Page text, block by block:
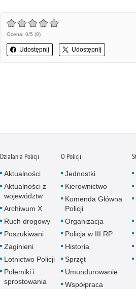
Ocena: 0/5 (0)
Udostępnij Udostępnij
Działania Policji
Aktualności
Aktualności z
województw
Archiwum X
Ruch drogowy
Poszukiwani
Zaginieni
Lotnictwo Policji
Polemiki i
sprostowania
O Policji
Jednostki
Kierownictwo
Komenda Główna
Policji
Organizacja
Policja w III RP
Historia
Sprzęt
Umundurowanie
Współpraca